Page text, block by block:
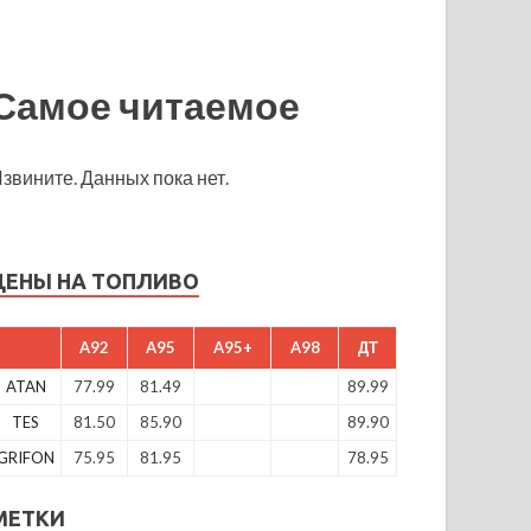
читаемое
Данных пока нет.
НА ТОПЛИВО
A92 A95 A95+ A98 ДТ
ATAN 77.99 81.49
89.99
TES
81.50 85.90
89.90
75.95 81.95 78.95